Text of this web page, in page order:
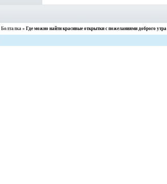
Болталка » Где можно найти красивые открытки с пожеланиями доброго утра